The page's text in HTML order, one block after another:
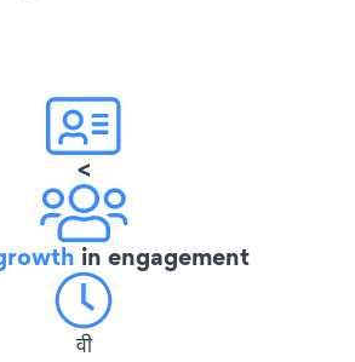
<
in engagement
वी